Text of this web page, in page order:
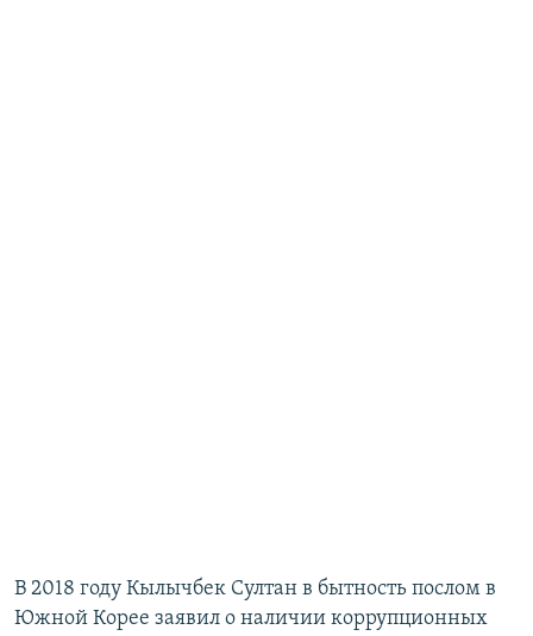
В 2018 году Кылычбек Султан в бытность послом в
Южной Корее заявил о наличии коррупционных